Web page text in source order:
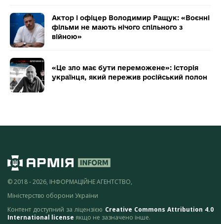
Актор і офіцер Володимир Ращук: «Воєнні
фільми не мають нічого спільного з
війною»
«Це зло має бути переможене»: історія
українця, який пережив російський полон
© 2018 - 2026, ІНФОРМАЦІЙНЕ АГЕНТСТВО,
Міністерство оборони України
Контент доступний за ліцензією Creative Commons Attribution 4.0
International license якщо не зазначено інше.